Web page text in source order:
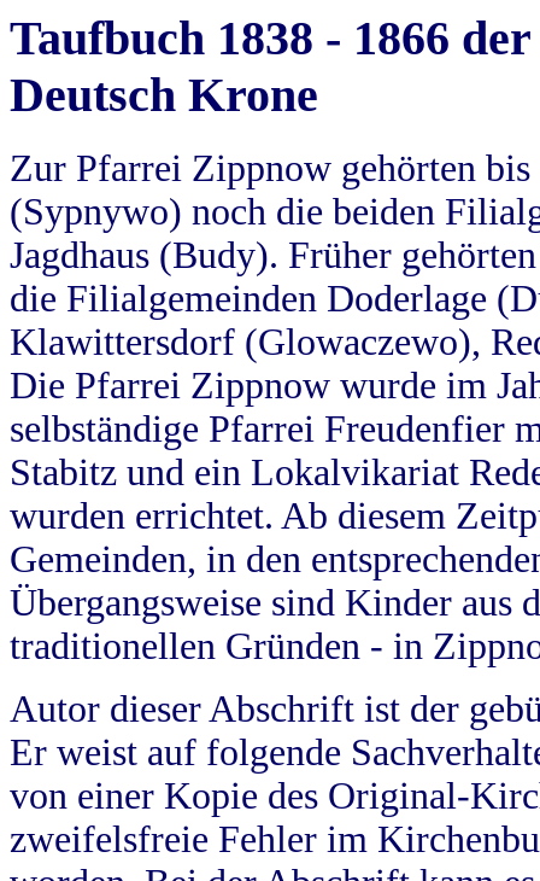
Taufbuch 1838 - 1866
Deutsch Krone
Zur Pfarrei Zippnow gehörten
(Sypnywo) noch die beiden
Jagdhaus (Budy). Früher
die Filialgemeinden Doderlage
Klawittersdorf (Glowaczewo),
Die Pfarrei Zippnow wurde im
selbständige Pfarrei Freudenfier
Stabitz und ein Lokalvikariat
wurden errichtet. Ab diesem
Gemeinden, in den
Übergangsweise sind Kinder aus
traditionellen Gründen - in
Autor dieser Abschrift ist der
Er weist auf folgende
von einer Kopie des Original-
zweifelsfreie Fehler im